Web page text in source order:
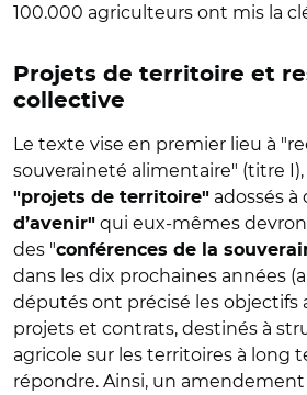
100.000 agriculteurs ont mis la
Projets de territoire et
collective
Le texte vise en premier lieu à
souveraineté alimentaire" (titre I),
"projets de territoire" adossés à
d’avenir" qui eux-mêmes
des "conférences de la
dans les dix prochaines années
députés ont précisé les objectifs
projets et contrats, destinés à
agricole sur les territoires à long
répondre. Ainsi, un